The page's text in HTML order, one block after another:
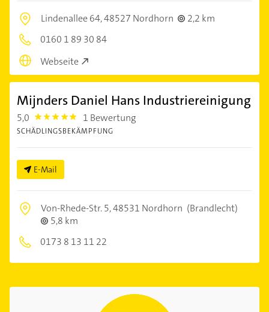
Lindenallee 64,48527 Nordhorn
2,2 km
0160 1 89 30 84
Webseite
Mijnders Daniel Hans Industriereinigung
5,0 5.0 1 Bewertung
SCHÄDLINGSBEKÄMPFUNG
E-Mail
Von-Rhede-Str. 5,48531 Nordhorn (Brandlecht)
5,8 km
0173 8 13 11 22